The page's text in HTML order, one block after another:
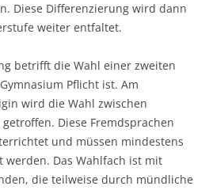
Diese Differenzierung wird dann
weiter entfaltet.
betrifft die Wahl einer zweiten
Pflicht ist. Am
wird die Wahl zwischen
Diese Fremdsprachen
und müssen mindestens
werden. Das Wahlfach ist mit
die teilweise durch mündliche